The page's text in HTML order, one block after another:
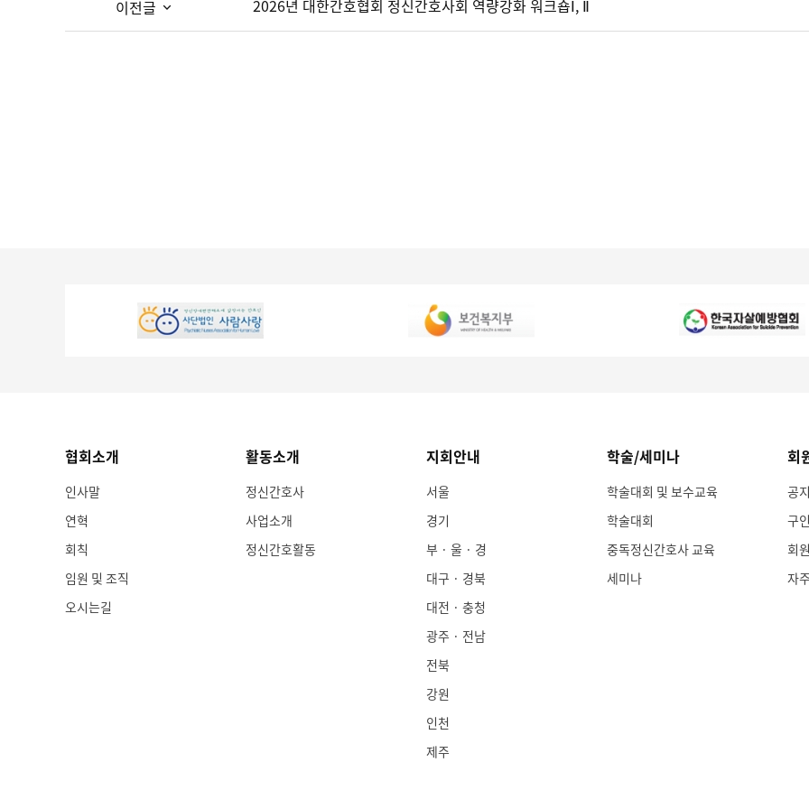
이전글 2026년 대한간호협회 정신간호사회 역량강화 워크숍Ⅰ, Ⅱ
협회소개
인사말
연혁
회칙
임원 및 조직
오시는길
활동소개
정신간호사
사업소개
정신간호활동
지회안내
서울
경기
부 · 울 · 경
대구 · 경북
대전 · 충청
광주 · 전남
전북
강원
인천
제주
학술/세미나
학술대회 및 보수교육
학술대회
중독정신간호사 교육
세미나
회
공
구
회
자